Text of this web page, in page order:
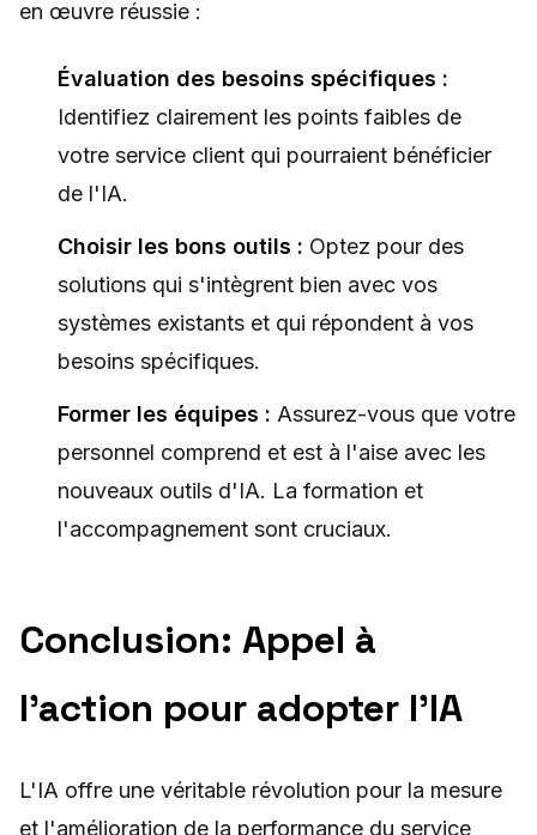
en œuvre réussie :
Évaluation des besoins spécifiques :
Identifiez clairement les points faibles de
votre service client qui pourraient bénéficier
de l'IA.
Choisir les bons outils : Optez pour des
solutions qui s'intègrent bien avec vos
systèmes existants et qui répondent à vos
besoins spécifiques.
Former les équipes : Assurez-vous que votre
personnel comprend et est à l'aise avec les
nouveaux outils d'IA. La formation et
l'accompagnement sont cruciaux.
Conclusion: Appel à
l'action pour adopter l'IA
L'IA offre une véritable révolution pour la mesure
et l'amélioration de la performance du service